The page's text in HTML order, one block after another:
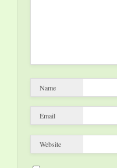
Name
Email
Website